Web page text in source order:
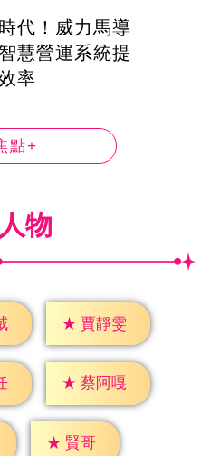
代！威力馬導
慧營運系統提
率
點+
物
★ 賈靜雯
★ 蔡阿嘎
★ 賢哥